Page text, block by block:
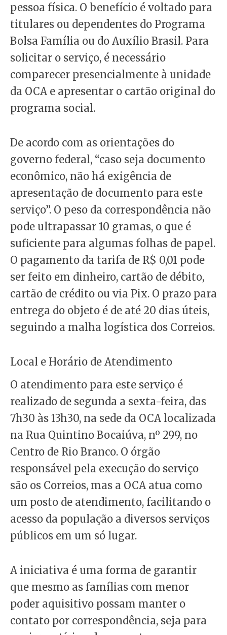
pessoa física. O benefício é voltado para
titulares ou dependentes do Programa
Bolsa Família ou do Auxílio Brasil. Para
solicitar o serviço, é necessário
comparecer presencialmente à unidade
da OCA e apresentar o cartão original do
programa social.
De acordo com as orientações do
governo federal, “caso seja documento
econômico, não há exigência de
apresentação de documento para este
serviço”. O peso da correspondência não
pode ultrapassar 10 gramas, o que é
suficiente para algumas folhas de papel.
O pagamento da tarifa de R$ 0,01 pode
ser feito em dinheiro, cartão de débito,
cartão de crédito ou via Pix. O prazo para
entrega do objeto é de até 20 dias úteis,
seguindo a malha logística dos Correios.
Local e Horário de Atendimento
O atendimento para este serviço é
realizado de segunda a sexta-feira, das
7h30 às 13h30, na sede da OCA localizada
na Rua Quintino Bocaiúva, nº 299, no
Centro de Rio Branco. O órgão
responsável pela execução do serviço
são os Correios, mas a OCA atua como
um posto de atendimento, facilitando o
acesso da população a diversos serviços
públicos em um só lugar.
A iniciativa é uma forma de garantir
que mesmo as famílias com menor
poder aquisitivo possam manter o
contato por correspondência, seja para